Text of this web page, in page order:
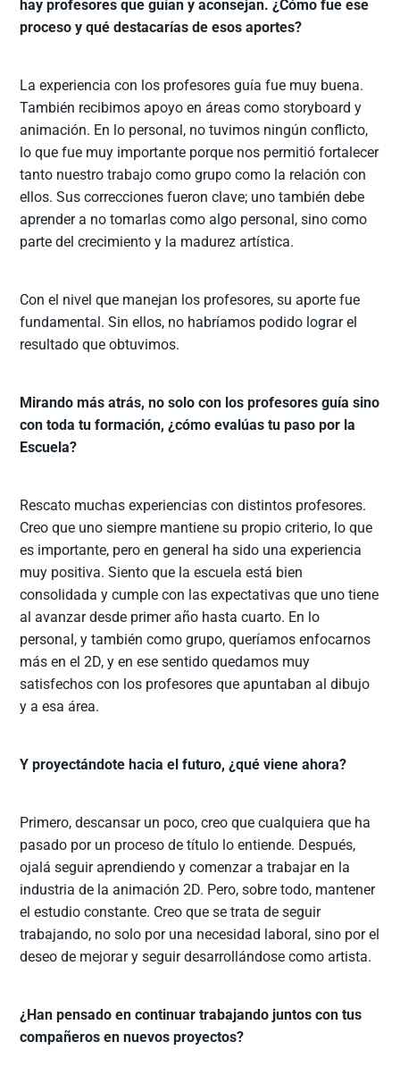
hay profesores que guían y aconsejan. ¿Cómo fue ese
proceso y qué destacarías de esos aportes?
La experiencia con los profesores guía fue muy buena.
También recibimos apoyo en áreas como storyboard y
animación. En lo personal, no tuvimos ningún conflicto,
lo que fue muy importante porque nos permitió fortalecer
tanto nuestro trabajo como grupo como la relación con
ellos. Sus correcciones fueron clave; uno también debe
aprender a no tomarlas como algo personal, sino como
parte del crecimiento y la madurez artística.
Con el nivel que manejan los profesores, su aporte fue
fundamental. Sin ellos, no habríamos podido lograr el
resultado que obtuvimos.
Mirando más atrás, no solo con los profesores guía sino
con toda tu formación, ¿cómo evalúas tu paso por la
Escuela?
Rescato muchas experiencias con distintos profesores.
Creo que uno siempre mantiene su propio criterio, lo que
es importante, pero en general ha sido una experiencia
muy positiva. Siento que la escuela está bien
consolidada y cumple con las expectativas que uno tiene
al avanzar desde primer año hasta cuarto. En lo
personal, y también como grupo, queríamos enfocarnos
más en el 2D, y en ese sentido quedamos muy
satisfechos con los profesores que apuntaban al dibujo
y a esa área.
Y proyectándote hacia el futuro, ¿qué viene ahora?
Primero, descansar un poco, creo que cualquiera que ha
pasado por un proceso de título lo entiende. Después,
ojalá seguir aprendiendo y comenzar a trabajar en la
industria de la animación 2D. Pero, sobre todo, mantener
el estudio constante. Creo que se trata de seguir
trabajando, no solo por una necesidad laboral, sino por el
deseo de mejorar y seguir desarrollándose como artista.
¿Han pensado en continuar trabajando juntos con tus
compañeros en nuevos proyectos?